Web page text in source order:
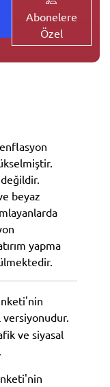
Abonelere
Özel
beyaz
yapma
versiyonudur.
ve siyasal